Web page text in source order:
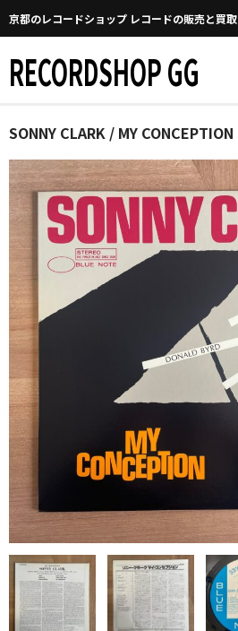
京都のレコードショップ レコードの販売と買取
RECORDSHOP GG
Home
マイページ
GGについて
買取について
取り置きなどについて
Categories
新譜
GG RECORD （当店のレーベル）
JAZZ-US
BLUE NOTE
JAZZ-EU
JAZZ-JP
SONNY CLARK / MY CONCEPTION